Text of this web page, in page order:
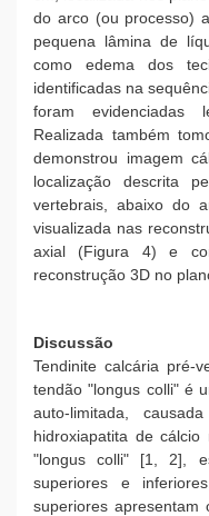
do arco (ou processo)
pequena lâmina de
como edema dos
identificadas na
foram evidenciadas
Realizada também
demonstrou imagem
localização descrita
vertebrais, abaixo do
visualizada nas
axial (Figura 4) e
reconstrução 3D no
Discussão
Tendinite calcária pré-
tendão "longus colli" é
auto-limitada,
hidroxiapatita de
"longus colli" [1, 2],
superiores e
superiores apresentam